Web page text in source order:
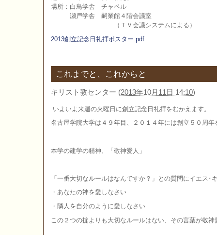
場所：白鳥学舎 チャペル
瀬戸学舎 嗣業館４階会議室
（ＴＶ会議システムによる）
2013創立記念日礼拝ポスター.pdf
これまでと、これからと
キリスト教センター (2013年10月11日 14:10)
いよいよ来週の火曜日に創立記念日礼拝をむかえます。
名古屋学院大学は４９年目、２０１４年には創立５０周
本学の建学の精神、「敬神愛人」
「一番大切なルールはなんですか？」との質問にイエス･
・あなたの神を愛しなさい
・隣人を自分のように愛しなさい
この２つの掟よりも大切なルールはない、その言葉が敬